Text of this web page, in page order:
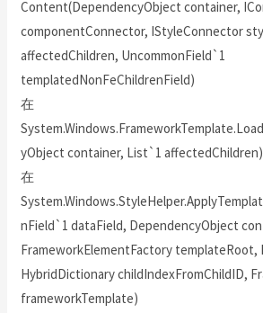
Content(DependencyObject container,
componentConnector, IStyleConnector
affectedChildren, UncommonField`1
templatedNonFeChildrenField)
在
yObject container, List`1 affectedChildren)
在
nField`1 dataField, DependencyObject
FrameworkElementFactory templateRoot,
HybridDictionary childIndexFromChildID,
frameworkTemplate)